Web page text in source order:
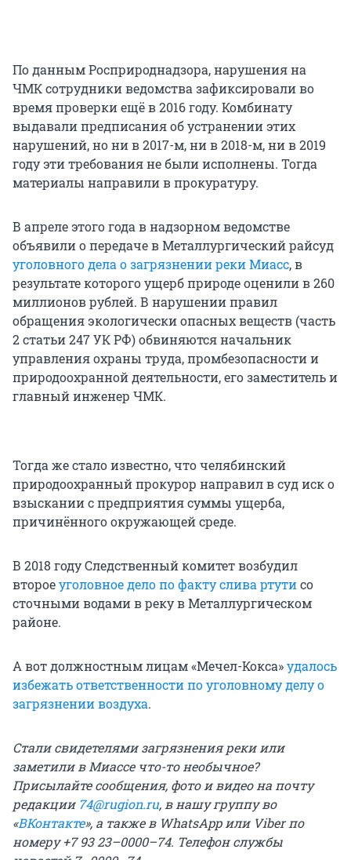
По данным Росприроднадзора, нарушения на
ЧМК сотрудники ведомства зафиксировали во
время проверки ещё в 2016 году. Комбинату
выдавали предписания об устранении этих
нарушений, но ни в 2017-м, ни в 2018-м, ни в 2019
году эти требования не были исполнены. Тогда
материалы направили в прокуратуру.
В апреле этого года в надзорном ведомстве
объявили о передаче в Металлургический райсуд
уголовного дела о загрязнении реки Миасс, в
результате которого ущерб природе оценили в 260
миллионов рублей. В нарушении правил
обращения экологически опасных веществ (часть
2 статьи 247 УК РФ) обвиняются начальник
управления охраны труда, промбезопасности и
природоохранной деятельности, его заместитель и
главный инженер ЧМК.
Тогда же стало известно, что челябинский
природоохранный прокурор направил в суд иск о
взыскании с предприятия суммы ущерба,
причинённого окружающей среде.
В 2018 году Следственный комитет возбудил
второеуголовное дело по факту слива ртутисо
сточными водами в реку в Металлургическом
районе.
А вот должностным лицам «Мечел-Кокса»удалось
избежать ответственности по уголовному делу о
загрязнении воздуха.
Стали свидетелями загрязнения реки или
заметили в Миассе что-то необычное?
Присылайте сообщения, фото и видео на почту
редакции 74@rugion.ru, в нашу группу во
«ВКонтакте», а также в WhatsApp или Viber по
номеру +7 93 23–0000–74. Телефон службы